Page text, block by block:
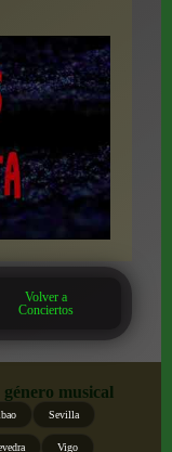
Volver a
Conciertos
musical
Sevilla
Vigo